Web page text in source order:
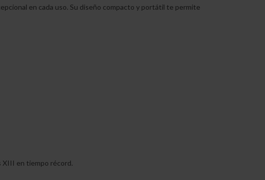
en cada uso. Su diseño compacto y portátil te permite
XIII en tiempo récord.